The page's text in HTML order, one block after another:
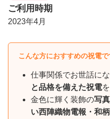
ご利用時期
2023年4月
こんな方におすすめの祝電で
仕事関係でお世話に
と品格を備えた祝電
金色に輝く装飾の写
い西陣織物電報・和